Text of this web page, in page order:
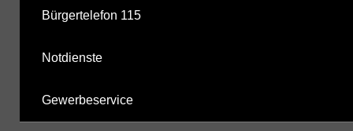
Bürgertelefon 115
Notdienste
Gewerbeservice